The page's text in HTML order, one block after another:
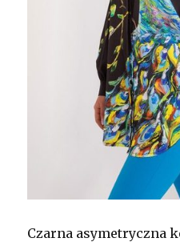
Czarna asymetryczna